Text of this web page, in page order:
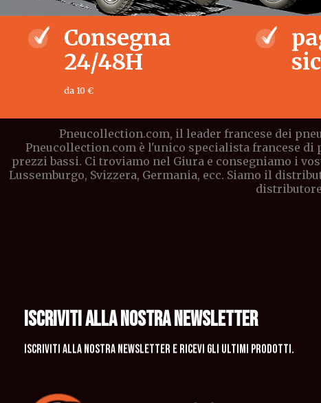
Consegna
24/48H
da 10 €
Pneucollection.com, il leader francese dei
Pneucollection.com è l'unico specialista francese
prezzi bassi. Ci troviamo nel Giura e consegniamo i
Lussemburgo, Svizzera, Germania, ecc. Siamo il
distributore
ISCRIVITI ALLA NOSTRA NEWSLETTER
Iscriviti alla nostra newsletter e ricevi gli ultimi prodotti.